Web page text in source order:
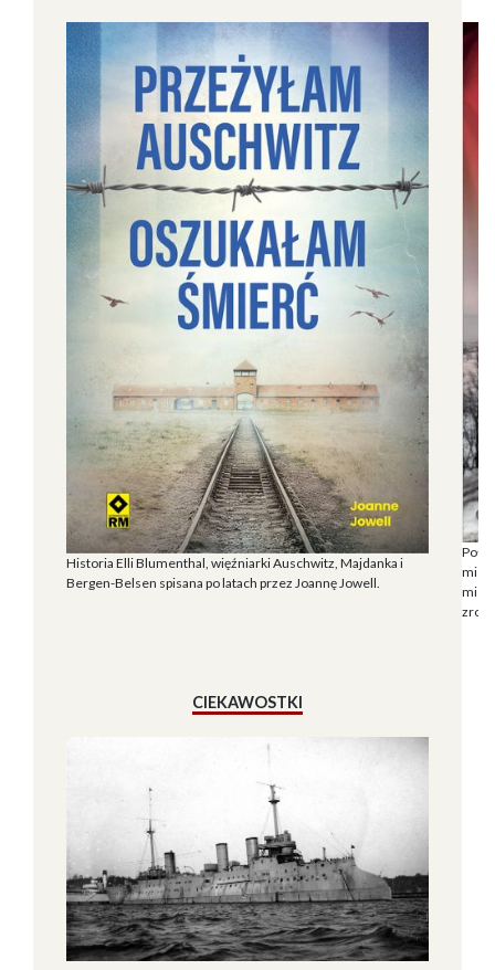
Historia Elli Blumenthal, więźniarki Auschwitz, Majdanka i
Bergen-Belsen spisana po latach przez Joannę Jowell.
CIEKAWOSTKI